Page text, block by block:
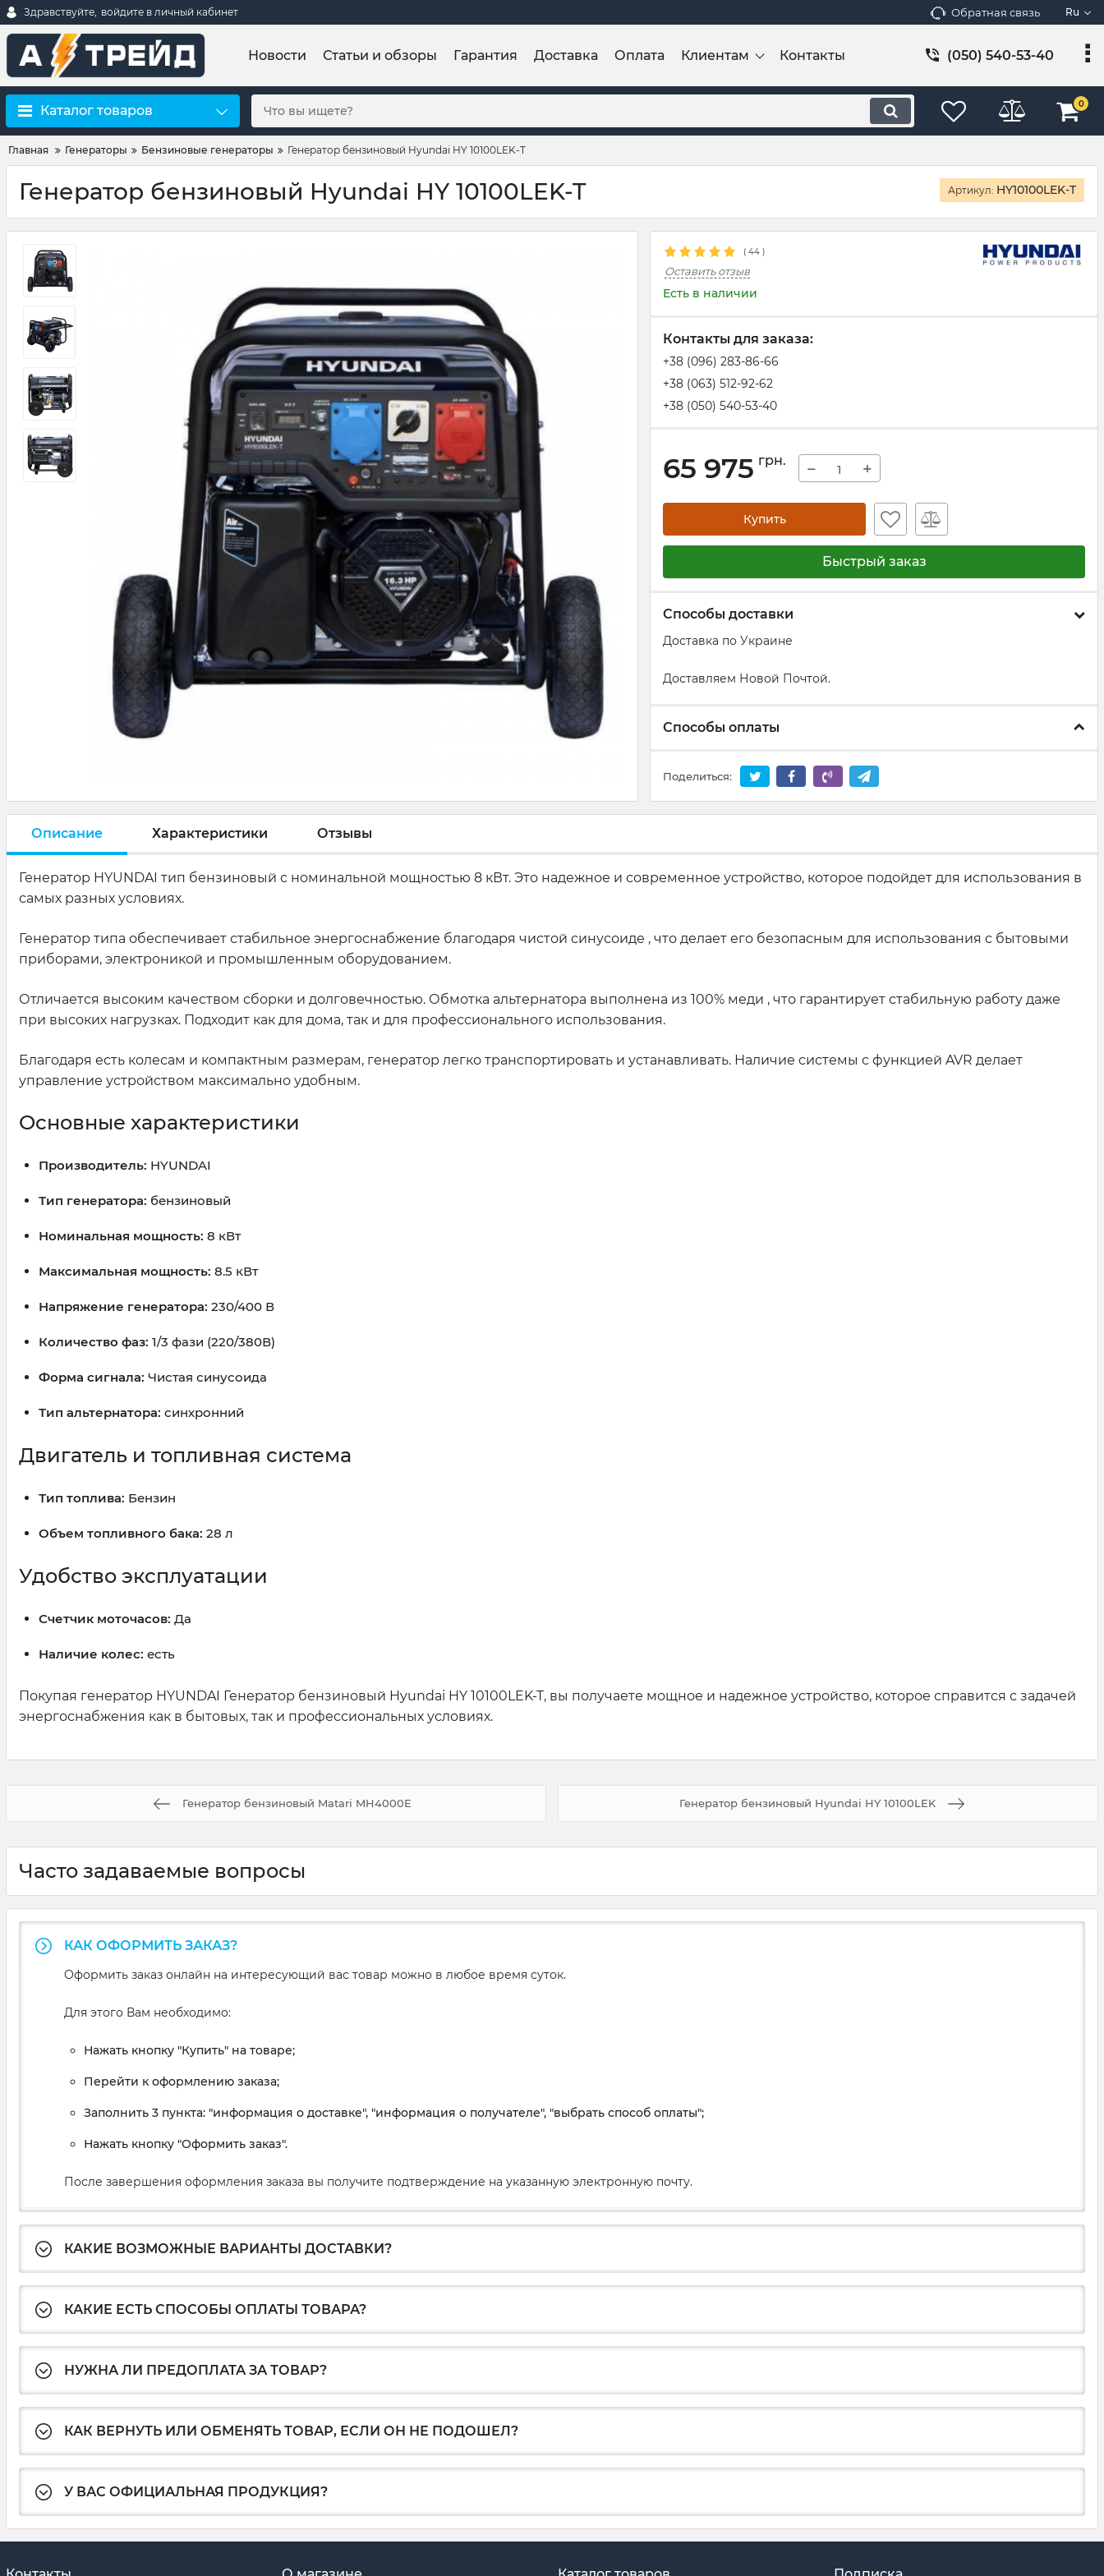
Здравствуйте, войдите в личный кабинет Обратная связь Ru
Новости Статьи и обзоры Гарантия Доставка Оплата Клиентам Контакты (050) 540-53-40
Каталог товаров 0
Главная Генераторы Бензиновые генераторы Генератор бензиновый Hyundai HY 10100LEK-T
Генератор бензиновый Hyundai HY 10100LEK-T Артикул: HY10100LEK-T
( 44 )
Оставить отзыв
Есть в наличии
Контакты для заказа:
+38 (096) 283-86-66
+38 (063) 512-92-62
+38 (050) 540-53-40
65 975 грн. − +
Купить
Быстрый заказ
Способы доставки
Доставка по Украине
Доставляем Новой Почтой.
Способы оплаты
Поделиться:
Описание Характеристики Отзывы
Генератор HYUNDAI тип бензиновый с номинальной мощностью 8 кВт. Это надежное и современное устройство, которое подойдет для использования в
самых разных условиях.
Генератор типа обеспечивает стабильное энергоснабжение благодаря чистой синусоиде , что делает его безопасным для использования с бытовыми
приборами, электроникой и промышленным оборудованием.
Отличается высоким качеством сборки и долговечностью. Обмотка альтернатора выполнена из 100% меди , что гарантирует стабильную работу даже
при высоких нагрузках. Подходит как для дома, так и для профессионального использования.
Благодаря есть колесам и компактным размерам, генератор легко транспортировать и устанавливать. Наличие системы с функцией AVR делает
управление устройством максимально удобным.
Основные характеристики
Производитель: HYUNDAI
Тип генератора: бензиновый
Номинальная мощность: 8 кВт
Максимальная мощность: 8.5 кВт
Напряжение генератора: 230/400 В
Количество фаз: 1/3 фази (220/380В)
Форма сигнала: Чистая синусоида
Тип альтернатора: синхронний
Двигатель и топливная система
Тип топлива: Бензин
Объем топливного бака: 28 л
Удобство эксплуатации
Счетчик моточасов: Да
Наличие колес: есть
Покупая генератор HYUNDAI Генератор бензиновый Hyundai HY 10100LEK-T, вы получаете мощное и надежное устройство, которое справится с задачей
энергоснабжения как в бытовых, так и профессиональных условиях.
Генератор бензиновый Matari MH4000E Генератор бензиновый Hyundai HY 10100LEK
Часто задаваемые вопросы
КАК ОФОРМИТЬ ЗАКАЗ?
Оформить заказ онлайн на интересующий вас товар можно в любое время суток.
Для этого Вам необходимо:
Нажать кнопку "Купить" на товаре;
Перейти к оформлению заказа;
Заполнить 3 пункта: "информация о доставке", "информация о получателе", "выбрать способ оплаты";
Нажать кнопку "Оформить заказ".
После завершения оформления заказа вы получите подтверждение на указанную электронную почту.
КАКИЕ ВОЗМОЖНЫЕ ВАРИАНТЫ ДОСТАВКИ?
КАКИЕ ЕСТЬ СПОСОБЫ ОПЛАТЫ ТОВАРА?
НУЖНА ЛИ ПРЕДОПЛАТА ЗА ТОВАР?
КАК ВЕРНУТЬ ИЛИ ОБМЕНЯТЬ ТОВАР, ЕСЛИ ОН НЕ ПОДОШЕЛ?
У ВАС ОФИЦИАЛЬНАЯ ПРОДУКЦИЯ?